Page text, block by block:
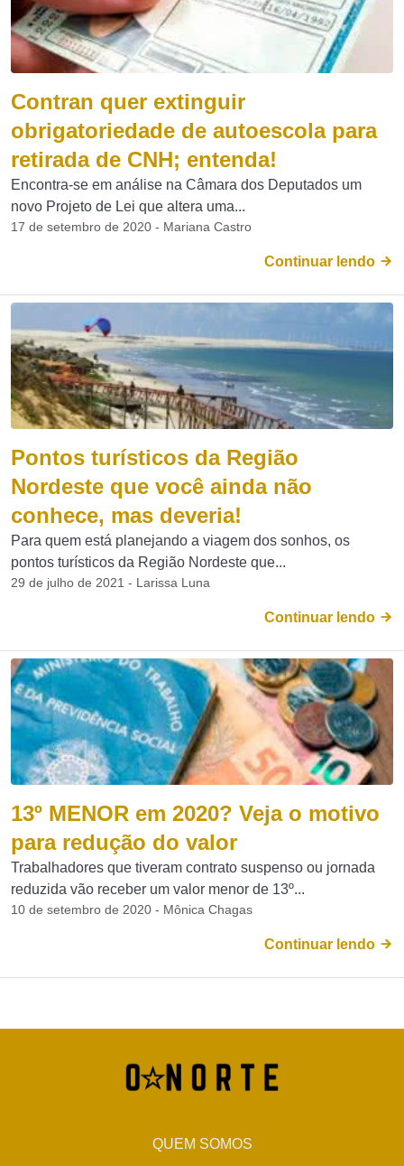
Contran quer extinguir
obrigatoriedade de autoescola para
retirada de CNH; entenda!
Encontra-se em análise na Câmara dos Deputados um
novo Projeto de Lei que altera uma...
17 de setembro de 2020 - Mariana Castro
Continuar lendo
Pontos turísticos da Região
Nordeste que você ainda não
conhece, mas deveria!
Para quem está planejando a viagem dos sonhos, os
pontos turísticos da Região Nordeste que...
29 de julho de 2021 - Larissa Luna
Continuar lendo
13º MENOR em 2020? Veja o motivo
para redução do valor
Trabalhadores que tiveram contrato suspenso ou jornada
reduzida vão receber um valor menor de 13º...
10 de setembro de 2020 - Mônica Chagas
Continuar lendo
QUEM SOMOS